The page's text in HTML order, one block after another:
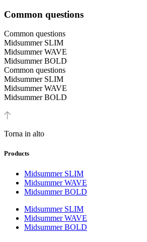
Common questions
Common questions
Midsummer SLIM
Midsummer WAVE
Midsummer BOLD
Common questions
Midsummer SLIM
Midsummer WAVE
Midsummer BOLD
Torna in alto
Products
Midsummer SLIM
Midsummer WAVE
Midsummer BOLD
Midsummer SLIM
Midsummer WAVE
Midsummer BOLD